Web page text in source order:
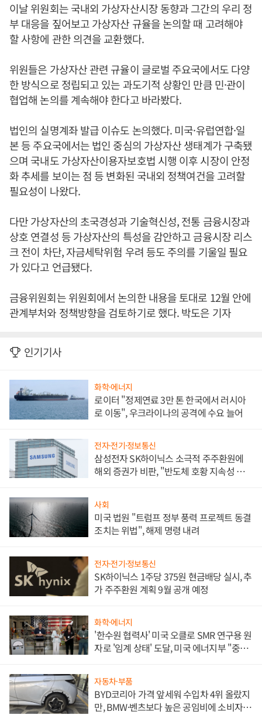
이날 위원회는 국내외 가상자산시장 동향과 그간의 우리 정
부 대응을 짚어보고 가상자산 규율을 논의할 때 고려해야
할 사항에 관한 의견을 교환했다.
위원들은 가상자산 관련 규율이 글로벌 주요국에서도 다양
한 방식으로 정립되고 있는 과도기적 상황인 만큼 민·관이
협업해 논의를 계속해야 한다고 바라봤다.
법인의 실명계좌 발급 이슈도 논의했다. 미국·유럽연합·일
본 등 주요국에서는 법인 중심의 가상자산 생태계가 구축됐
으며 국내도 가상자산이용자보호법 시행 이후 시장이 안정
화 추세를 보이는 점 등 변화된 국내외 정책여건을 고려할
필요성이 나왔다.
다만 가상자산의 초국경성과 기술혁신성, 전통 금융시장과
상호 연결성 등 가상자산의 특성을 감안하고 금융시장 리스
크 전이 차단, 자금세탁위험 우려 등도 주의를 기울일 필요
가 있다고 언급됐다.
금융위원회는 위원회에서 논의한 내용을 토대로 12월 안에
관계부처와 정책방향을 검토하기로 했다. 박도은 기자
인기기사
화학·에너지
로이터 "정제연료 3만 톤 한국에서 러시아
로 이동", 우크라이나의 공격에 수요 늘어
전자·전기·정보통신
삼성전자 SK하이닉스 소극적 주주환원에
해외 증권가 비판, "반도체 호황 지속성 의
사회
미국 법원 "트럼프 정부 풍력 프로젝트 동결
조치는 위법", 해제 명령 내려
전자·전기·정보통신
SK하이닉스 1주당 375원 현금배당 실시, 추
가 주주환원 계획 9월 공개 예정
화학·에너지
'한수원 협력사' 미국 오클로 SMR 연구용 원
자로 '임계 상태' 도달, 미국 에너지부 "중요
자동차·부품
BYD코리아 가격 앞세워 수입차 4위 올랐지
만, BMW·벤츠보다 높은 공임비에 소비자